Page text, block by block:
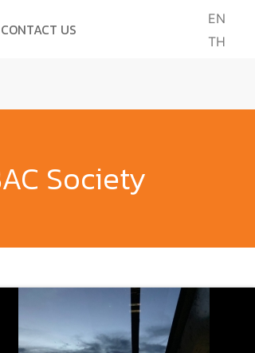
CONTACT US
EN
TH
Society